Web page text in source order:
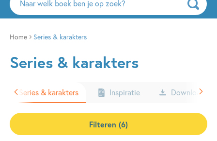
naar
auteurs
uitgevers
Home Series & karakters
Series & karakters
Series & karakters Inspiratie Downloads
Filteren (6)